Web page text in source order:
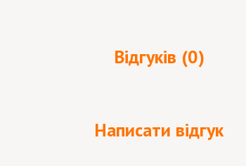
Відгуків (0)
Написати відгук